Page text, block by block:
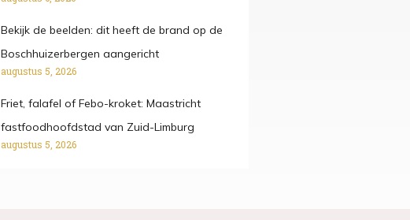
Bekijk de beelden: dit heeft de brand op de
Boschhuizerbergen aangericht
augustus 5, 2026
Friet, falafel of Febo-kroket: Maastricht
fastfoodhoofdstad van Zuid-Limburg
augustus 5, 2026